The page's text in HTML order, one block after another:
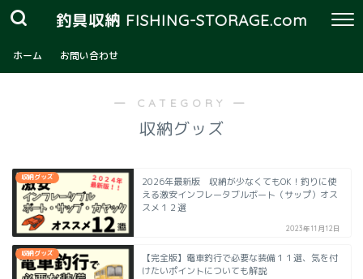
釣具収納 FISHING-STORAGE.com
ホーム お問い合わせ
― CATEGORY ―
収納グッズ
収納グッズ
2026年最新版 収納が少なくてもOK！釣りに使
える激安インフレータブルボート（サップ）オス
スメ１２選
2023年11月12日
収納グッズ
【完全版】電車釣行で必要な装備１１選、気を付
けたいポイントについても解説